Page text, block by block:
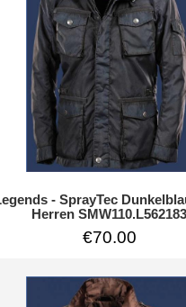
- SprayTec
Herren SMW110.L562183
€70.00